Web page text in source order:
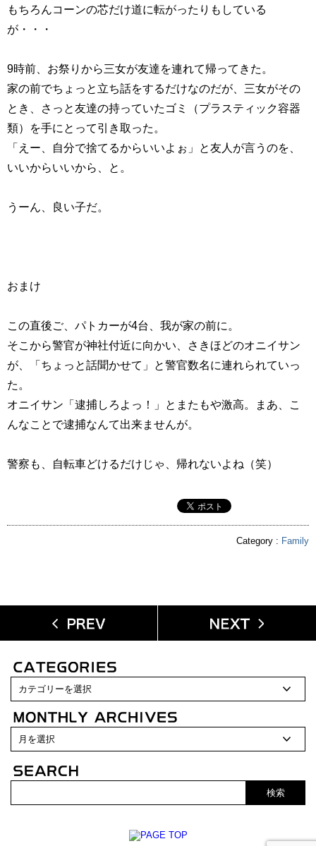
もちろんコーンの芯だけ道に転がったりもしている
が・・・
9時前、お祭りから三女が友達を連れて帰ってきた。
家の前でちょっと立ち話をするだけなのだが、三女がその
とき、さっと友達の持っていたゴミ（プラスティック容器
類）を手にとって引き取った。
「えー、自分で捨てるからいいよぉ」と友人が言うのを、
いいからいいから、と。
うーん、良い子だ。
おまけ
この直後ご、パトカーが4台、我が家の前に。
そこから警官が神社付近に向かい、さきほどのオニイサン
が、「ちょっと話聞かせて」と警官数名に連れられていっ
た。
オニイサン「逮捕しろよっ！」とまたもや激高。まあ、こ
んなことで逮捕なんて出来ませんが。
警察も、自転車どけるだけじゃ、帰れないよね（笑）
Category : Family
検索